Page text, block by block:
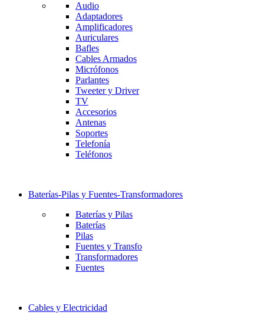
Audio
Adaptadores
Amplificadores
Auriculares
Bafles
Cables Armados
Micrófonos
Parlantes
Tweeter y Driver
TV
Accesorios
Antenas
Soportes
Telefonía
Teléfonos
Baterías-Pilas y Fuentes-Transformadores
Baterías y Pilas
Baterías
Pilas
Fuentes y Transfo
Transformadores
Fuentes
Cables y Electricidad